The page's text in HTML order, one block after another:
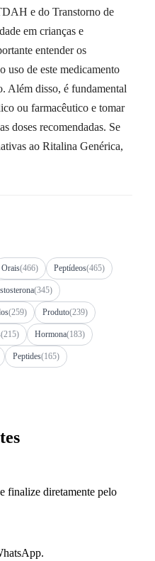
e do Transtorno de
em crianças e
entender os
uso de este medicamento
Além disso, é fundamental
ou farmacêutico e tomar
doses recomendadas. Se
ao Ritalina Genérica,
Orais(466) Peptídeos(465)
(345)
(259) Produto(239)
(215) Hormona(183)
Peptides(165)
finalize diretamente pelo